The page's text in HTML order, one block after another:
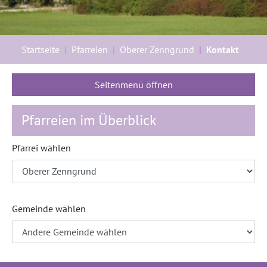
Startseite Pfarreien Oberer Zenngrund Kontakt
Seitenmenü öffnen
Pfarreien im Überblick
Pfarrei wählen
Gemeinde wählen